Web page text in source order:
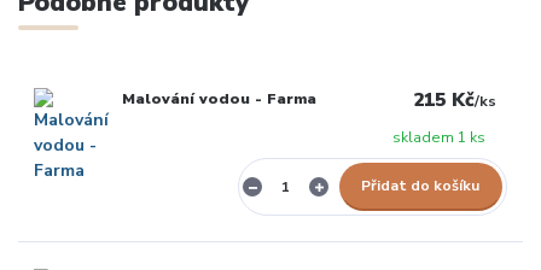
Malování vodou - Farma 215 Kč/ks
skladem 1 ks
Přidat do košíku